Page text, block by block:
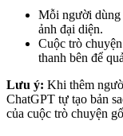
Mỗi người dùng
ảnh đại diện.
Cuộc trò
thanh bên để
Lưu ý: Khi thêm
ChatGPT tự tạo bản
của cuộc trò chuyện